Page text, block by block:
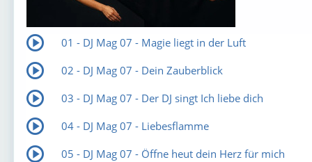
01 - DJ Mag 07 - Magie liegt in der Luft
02 - DJ Mag 07 - Dein Zauberblick
03 - DJ Mag 07 - Der DJ singt Ich liebe dich
04 - DJ Mag 07 - Liebesflamme
05 - DJ Mag 07 - Öffne heut dein Herz für mich